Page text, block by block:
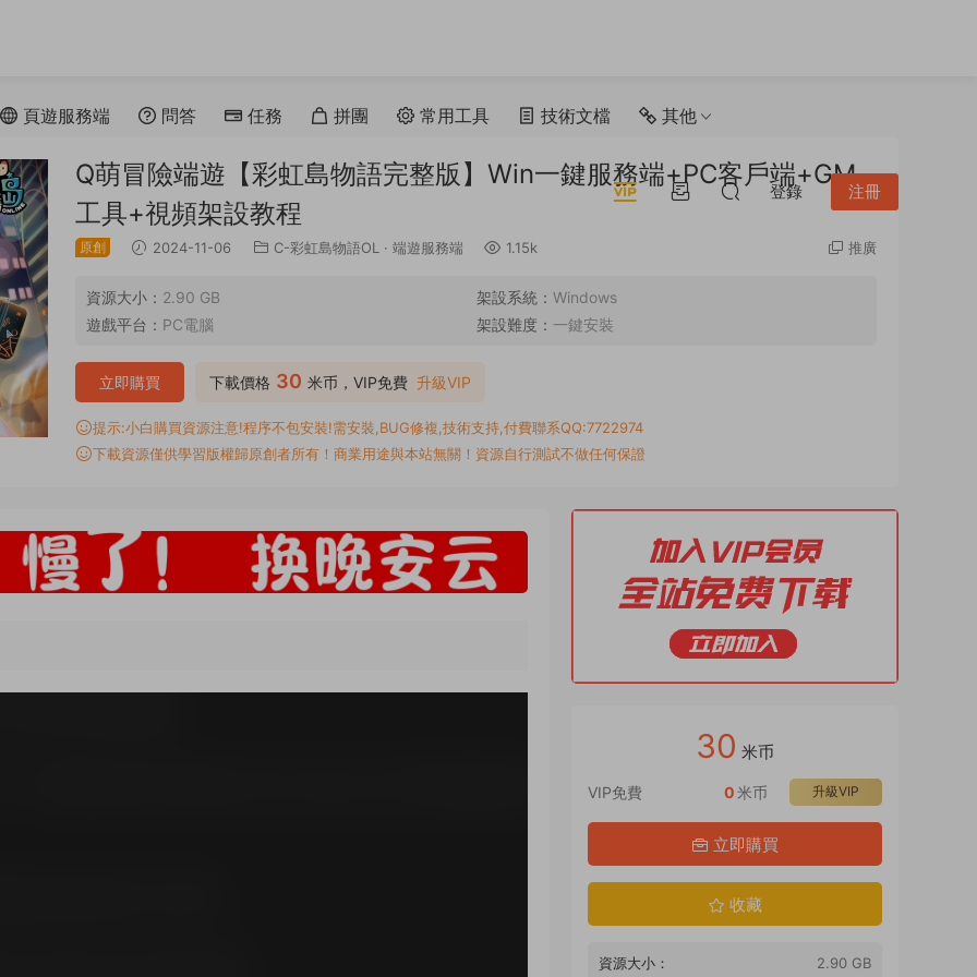
頁遊服務端 問答 任務 拼團 常用工具 技術文檔 其他
登錄 注冊
Q萌冒險端遊【彩虹島物語完整版】Win一鍵服務端+PC客戶端+GM
工具+視頻架設教程
原創 2024-11-06 C-彩虹島物語OL · 端遊服務端 1.15k 推廣
資源大小： 2.90 GB 架設系統： Windows
遊戲平台： PC電腦 架設難度： 一鍵安裝
下載價格 30 米币，VIP免費 升級VIP
立即購買
提示:小白購買資源注意!程序不包安裝!需安裝,BUG修複,技術支持,付費聯系QQ:7722974
下載資源僅供學習版權歸原創者所有！商業用途與本站無關！資源自行測試不做任何保證
30 米币
VIP免費 升級VIP
0米币
立即購買
收藏
資源大小： 2.90 GB